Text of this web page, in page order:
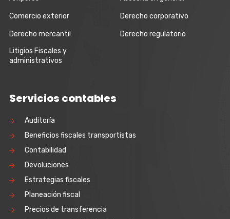
Comercio exterior Derecho corporativo
Derecho mercantil
Derecho regulatorio
Litigios Fiscales y
administrativos
Servicios contables
Auditoría
Beneficios fiscales transportistas
Contabilidad
Devoluciones
Estrategias fiscales
Planeación fiscal
Precios de transferencia